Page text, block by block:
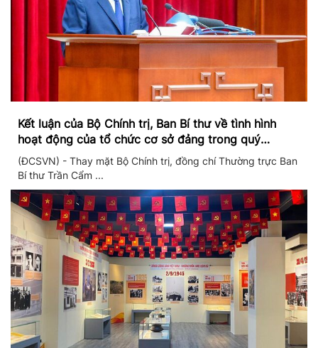
Kết luận của Bộ Chính trị, Ban Bí thư về tình hình
hoạt động của tổ chức cơ sở đảng trong quý
II/2026
(ĐCSVN) - Thay mặt Bộ Chính trị, đồng chí Thường trực Ban
Bí thư Trần Cẩm ...